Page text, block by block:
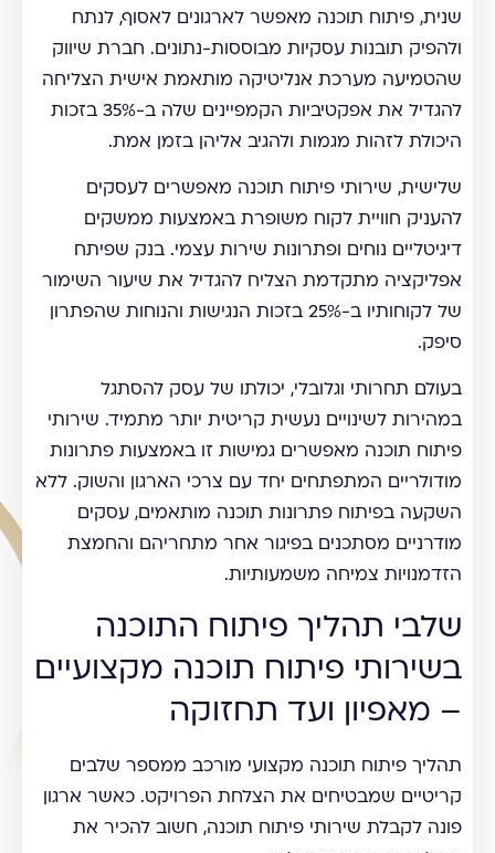
שנית, פיתוח תוכנה מאפשר לארגונים לאסוף, לנתח
ולהפיק תובנות עסקיות מבוססות-נתונים. חברת שיווק
שהטמיעה מערכת אנליטיקה מותאמת אישית הצליחה
להגדיל את אפקטיביות הקמפיינים שלה ב-35% בזכות
היכולת לזהות מגמות ולהגיב אליהן בזמן אמת.
שלישית, שירותי פיתוח תוכנה מאפשרים לעסקים
להעניק חוויית לקוח משופרת באמצעות ממשקים
דיגיטליים נוחים ופתרונות שירות עצמי. בנק שפיתח
אפליקציה מתקדמת הצליח להגדיל את שיעור השימור
של לקוחותיו ב-25% בזכות הנגישות והנוחות שהפתרון
סיפק.
בעולם תחרותי וגלובלי, יכולתו של עסק להסתגל
במהירות לשינויים נעשית קריטית יותר מתמיד. שירותי
פיתוח תוכנה מאפשרים גמישות זו באמצעות פתרונות
מודולריים המתפתחים יחד עם צרכי הארגון והשוק. ללא
השקעה בפיתוח פתרונות תוכנה מותאמים, עסקים
מודרניים מסתכנים בפיגור אחר מתחריהם והחמצת
הזדמנויות צמיחה משמעותיות.
שלבי תהליך פיתוח התוכנה
בשירותי פיתוח תוכנה מקצועיים
– מאפיון ועד תחזוקה
תהליך פיתוח תוכנה מקצועי מורכב ממספר שלבים
קריטיים שמבטיחים את הצלחת הפרויקט. כאשר ארגון
פונה לקבלת שירותי פיתוח תוכנה, חשוב להכיר את